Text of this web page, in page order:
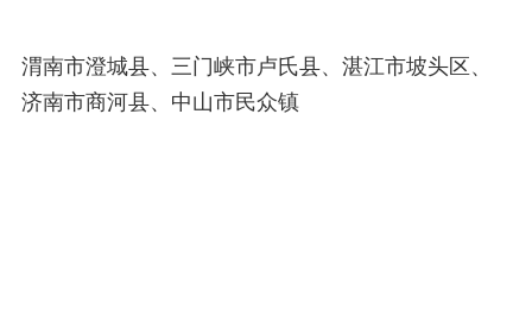
渭南市澄城县、三门峡市卢氏县、湛江市坡头区、
济南市商河县、中山市民众镇